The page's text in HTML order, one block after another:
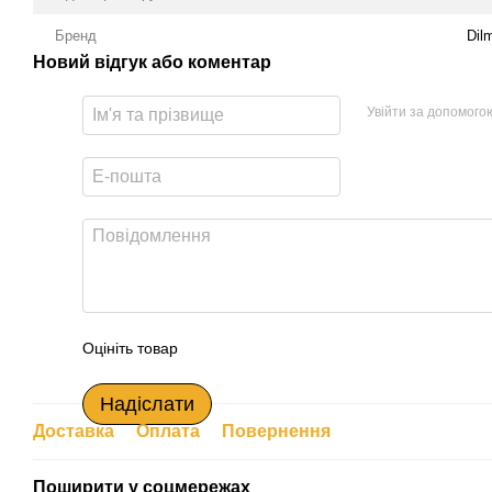
Бренд
Новий відгук або коментар
Увійти за
Оцініть товар
Надіслати
Доставка Оплата Повернення
Поширити у соцмережах